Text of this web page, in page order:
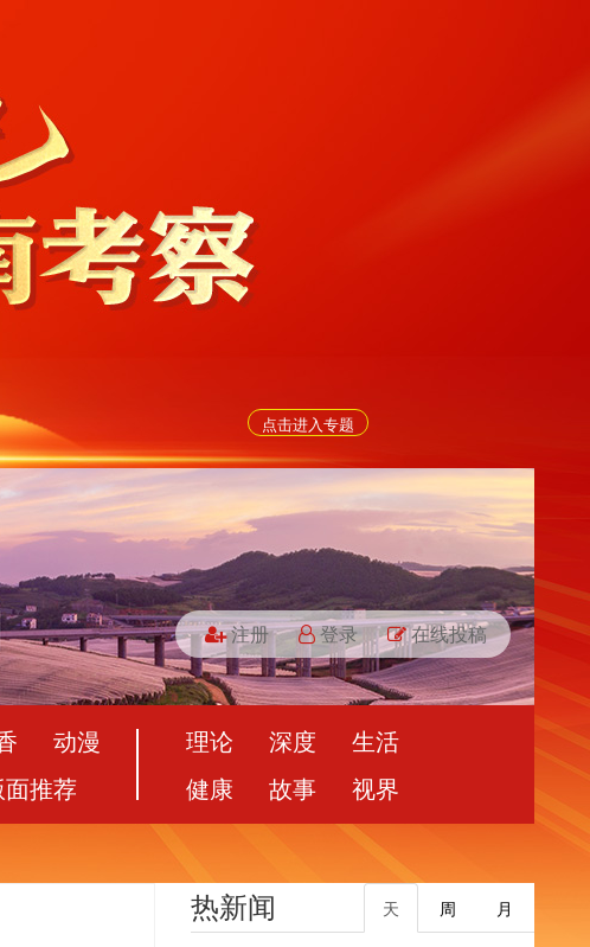
点击进入专题
注册 登录 在线投稿
动漫
面推荐
理论 深度
生活
健康
故事 视界
热新闻 月
周
天